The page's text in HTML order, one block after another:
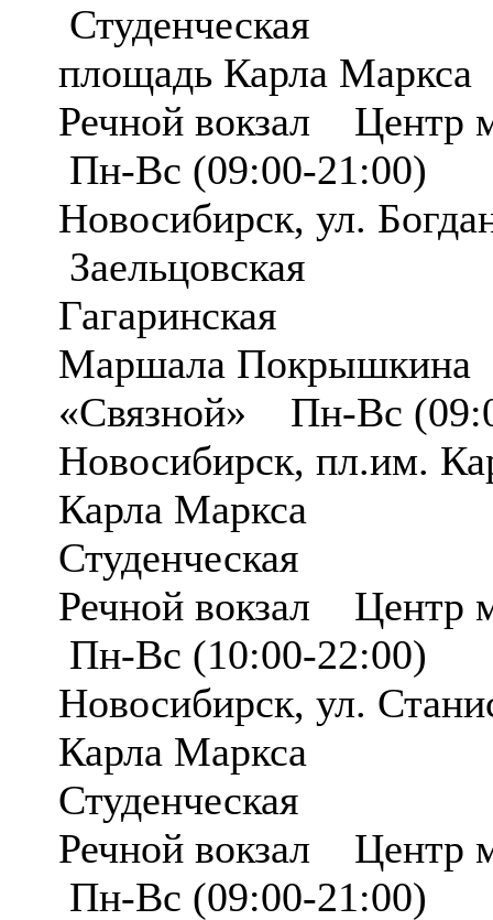
Студенческая
площадь Карла Маркса
Речной вокзал Центр
Пн-Вс (09:00-21:00)
Новосибирск, ул.
Заельцовская
Гагаринская
Маршала Покрышкина
«Связной» Пн-Вс
Новосибирск, пл.им.
Карла Маркса
Студенческая
Речной вокзал Центр
Пн-Вс (10:00-22:00)
Новосибирск, ул.
Карла Маркса
Студенческая
Речной вокзал Центр
Пн-Вс (09:00-21:00)